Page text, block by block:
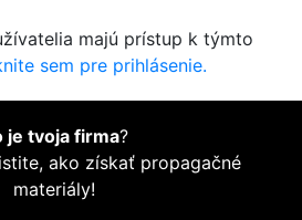
majú prístup k týmto
sem pre prihlásenie.
je tvoja firma?
ako získať propagačné
materiály!